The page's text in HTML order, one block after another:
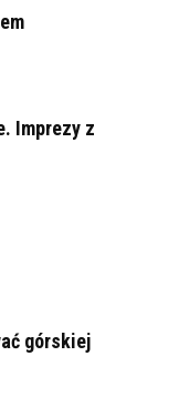
Imprezy z
górskiej